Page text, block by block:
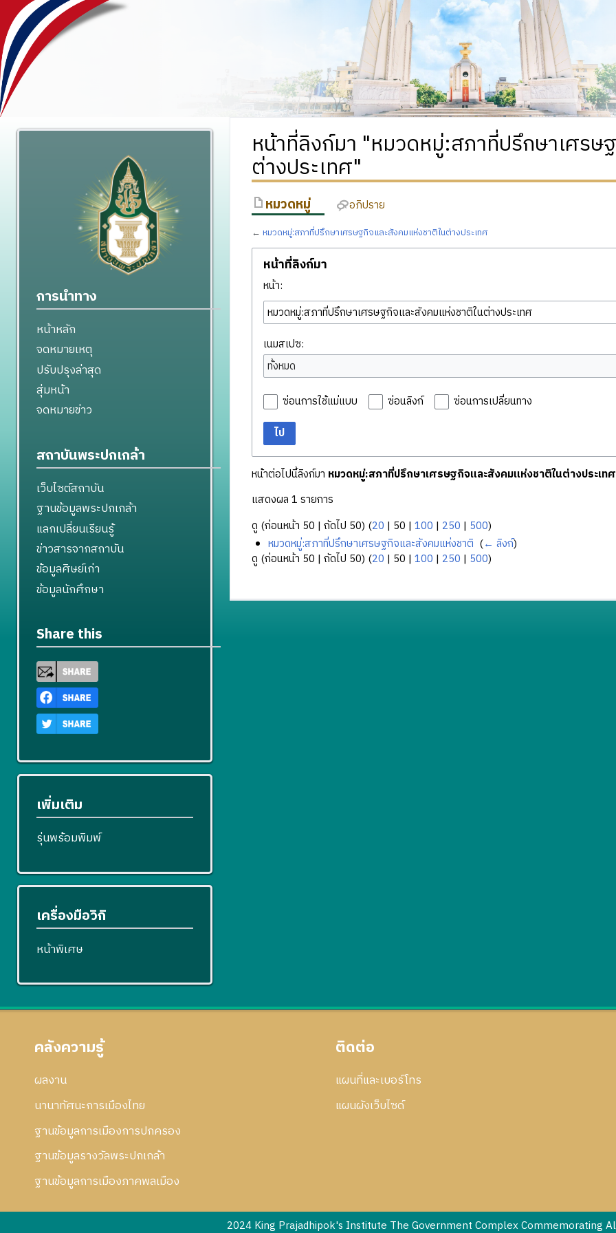
หน้าที่ลิงก์มา "หมวดหมู่:สภาที่ปรึกษาเศรษ
ต่างประเทศ"
หมวดหมู่ อภิปราย
← หมวดหมู่:สภาที่ปรึกษาเศรษฐกิจและสังคมแห่งชาติในต่างประเทศ
หน้าที่ลิงก์มา
หน้า:
เนมสเปซ:
ทั้งหมด
ซ่อนการใช้แม่แบบ ซ่อนลิงก์
ซ่อนการเปลี่ยนทาง
ไป
หน้าต่อไปนี้ลิงก์มา หมวดหมู่:สภาที่ปรึกษาเศรษฐกิจและสังคมแห่งชาติในต่างประเทศ
แสดงผล 1 รายการ
ดู (ก่อนหน้า 50 | ถัดไป 50) (20 | 50 | 100 | 250 | 500)
หมวดหมู่:สภาที่ปรึกษาเศรษฐกิจและสังคมแห่งชาติ (← ลิงก์)
ดู (ก่อนหน้า 50 | ถัดไป 50) (20 | 50 | 100 | 250 | 500)
การนำทาง
หน้าหลัก
จดหมายเหตุ
ปรับปรุงล่าสุด
สุ่มหน้า
จดหมายข่าว
สถาบันพระปกเกล้า
เว็บไซต์สถาบัน
ฐานข้อมูลพระปกเกล้า
แลกเปลี่ยนเรียนรู้
ข่าวสารจากสถาบัน
ข้อมูลศิษย์เก่า
ข้อมูลนักศึกษา
Share this
เพิ่มเติม
รุ่นพร้อมพิมพ์
เครื่องมือวิกิ
หน้าพิเศษ
คลังความรู้
ผลงาน
นานาทัศนะการเมืองไทย
ฐานข้อมูลการเมืองการปกครอง
ฐานข้อมูลรางวัลพระปกเกล้า
ฐานข้อมูลการเมืองภาคพลเมือง
ติดต่อ
แผนที่และเบอร์โทร
แผนผังเว็บไซด์
2024 King Prajadhipok's Institute The Government Complex Commemorating